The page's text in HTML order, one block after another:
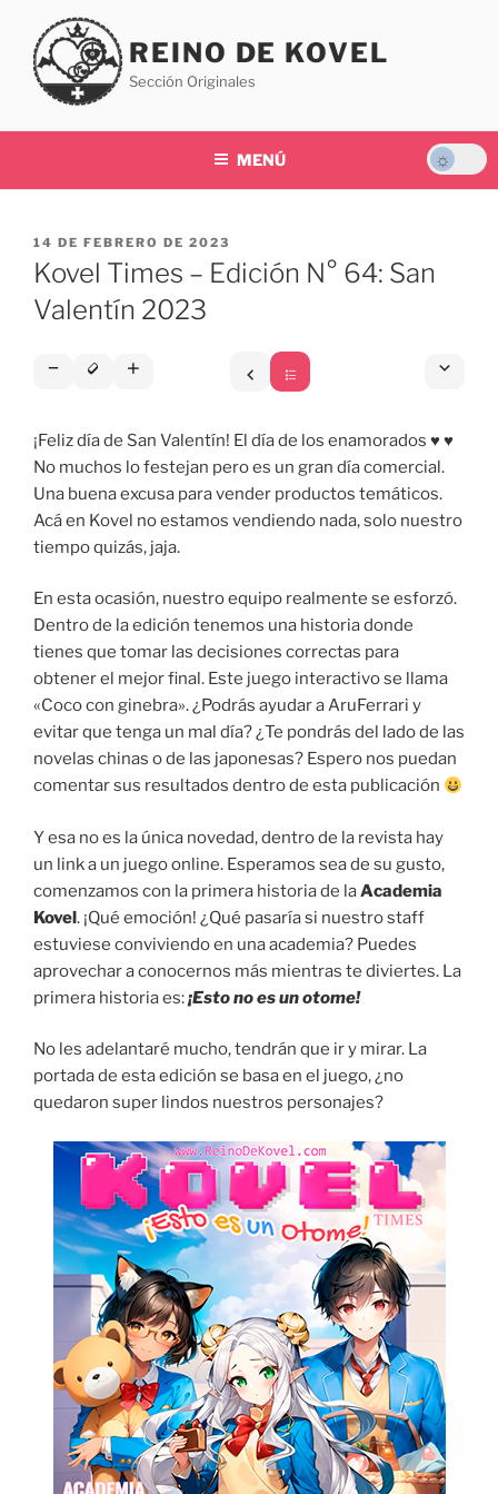
contenido
REINO DE KOVEL
Sección Originales
MENÚ
PUBLICADO
EL
14 DE FEBRERO DE 2023
Kovel Times – Edición N° 64: San
Valentín 2023
¡Feliz día de San Valentín! El día de los enamorados ♥ ♥
No muchos lo festejan pero es un gran día comercial.
Una buena excusa para vender productos temáticos.
Acá en Kovel no estamos vendiendo nada, solo nuestro
tiempo quizás, jaja.
En esta ocasión, nuestro equipo realmente se esforzó.
Dentro de la edición tenemos una historia donde
tienes que tomar las decisiones correctas para
obtener el mejor final. Este juego interactivo se llama
«Coco con ginebra». ¿Podrás ayudar a AruFerrari y
evitar que tenga un mal día? ¿Te pondrás del lado de las
novelas chinas o de las japonesas? Espero nos puedan
comentar sus resultados dentro de esta publicación
Y esa no es la única novedad, dentro de la revista hay
un link a un juego online. Esperamos sea de su gusto,
comenzamos con la primera historia de laAcademia
Kovel. ¡Qué emoción! ¿Qué pasaría si nuestro staff
estuviese conviviendo en una academia? Puedes
aprovechar a conocernos más mientras te diviertes. La
primera historia es:¡Esto no es un otome!
No les adelantaré mucho, tendrán que ir y mirar. La
portada de esta edición se basa en el juego, ¿no
quedaron super lindos nuestros personajes?